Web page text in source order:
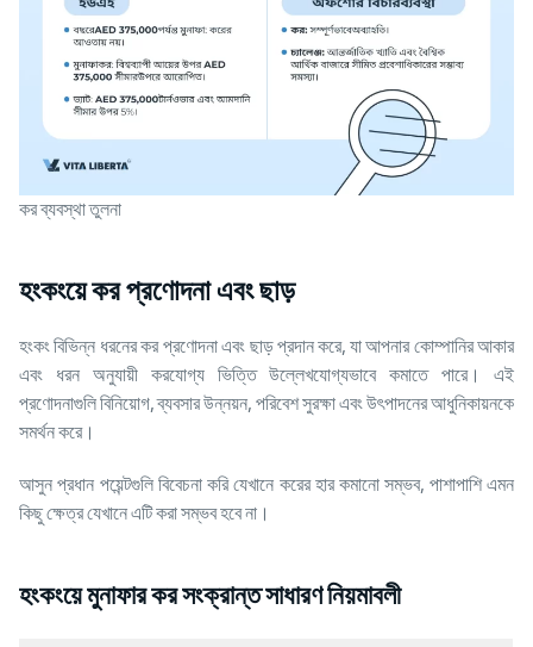
কর ব্যবস্থা তুলনা
হংকংয়ে কর প্রণোদনা এবং ছাড়
হংকং বিভিন্ন ধরনের কর প্রণোদনা এবং ছাড় প্রদান করে, যা আপনার কোম্পানির আকার
এবং ধরন অনুযায়ী করযোগ্য ভিত্তি উল্লেখযোগ্যভাবে কমাতে পারে। এই
প্রণোদনাগুলি বিনিয়োগ, ব্যবসার উন্নয়ন, পরিবেশ সুরক্ষা এবং উৎপাদনের আধুনিকায়নকে
সমর্থন করে।
আসুন প্রধান পয়েন্টগুলি বিবেচনা করি যেখানে করের হার কমানো সম্ভব, পাশাপাশি এমন
কিছু ক্ষেত্র যেখানে এটি করা সম্ভব হবে না।
হংকংয়ে মুনাফার কর সংক্রান্ত সাধারণ নিয়মাবলী